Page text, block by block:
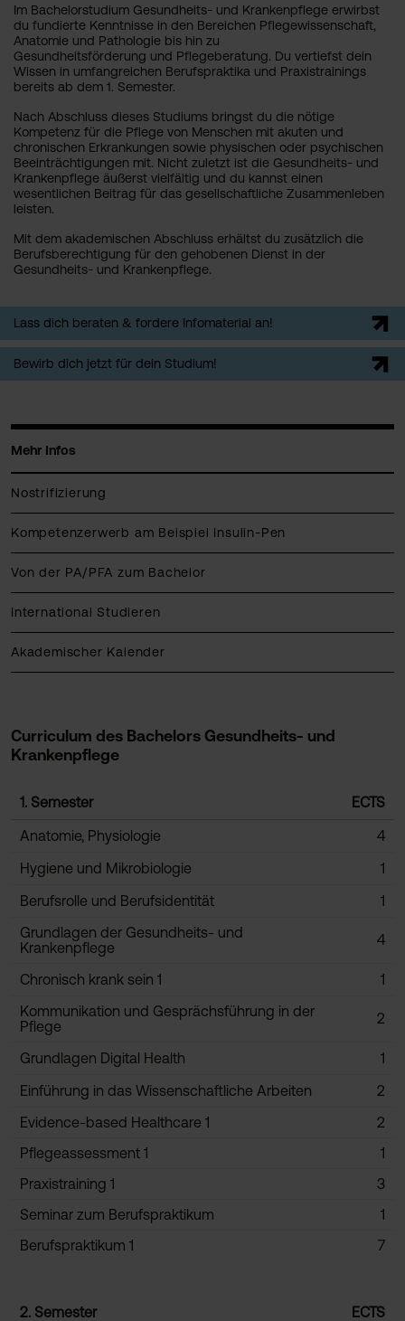
Im Bachelorstudium Gesundheits- und Krankenpflege erwirbst
du fundierte Kenntnisse in den Bereichen Pflegewissenschaft,
Anatomie und Pathologie bis hin zu
Gesundheitsförderung und Pflegeberatung. Du vertiefst dein
Wissen in umfangreichen Berufspraktika und Praxistrainings
bereits ab dem 1. Semester.
Nach Abschluss dieses Studiums bringst du die nötige
Kompetenz für die Pflege von Menschen mit akuten und
chronischen Erkrankungen sowie physischen oder psychischen
Beeinträchtigungen mit. Nicht zuletzt ist die Gesundheits- und
Krankenpflege äußerst vielfältig und du kannst einen
wesentlichen Beitrag für das gesellschaftliche Zusammenleben
leisten.
Mit dem akademischen Abschluss erhältst du zusätzlich die
Berufsberechtigung für den gehobenen Dienst in der
Gesundheits- und Krankenpflege.
Lass dich beraten & fordere Infomaterial an!
Bewirb dich jetzt für dein Studium!
Mehr Infos
Nostrifizierung
Kompetenzerwerb am Beispiel Insulin-Pen
Von der PA/PFA zum Bachelor
International Studieren
Akademischer Kalender
Curriculum des Bachelors Gesundheits- und
Krankenpflege
1. Semester ECTS
Anatomie, Physiologie
4
Hygiene und Mikrobiologie
1
Berufsrolle und Berufsidentität
1
Grundlagen der Gesundheits- und
Krankenpflege
4
Chronisch krank sein 1
1
Kommunikation und Gesprächsführung in der
Pflege
2
Grundlagen Digital Health
1
Einführung in das Wissenschaftliche Arbeiten
2
Evidence-based Healthcare 1
2
Pflegeassessment 1
1
Praxistraining 1
3
Seminar zum Berufspraktikum
1
Berufspraktikum 1
7
2. Semester ECTS